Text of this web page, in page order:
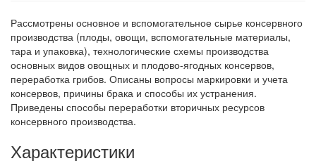
Рассмотрены основное и вспомогательное сырье консервного
производства (плоды, овощи, вспомогательные материалы,
тара и упаковка), технологические схемы производства
основных видов овощных и плодово-ягодных консервов,
переработка грибов. Описаны вопросы маркировки и учета
консервов, причины брака и способы их устранения.
Приведены способы переработки вторичных ресурсов
консервного производства.
Характеристики